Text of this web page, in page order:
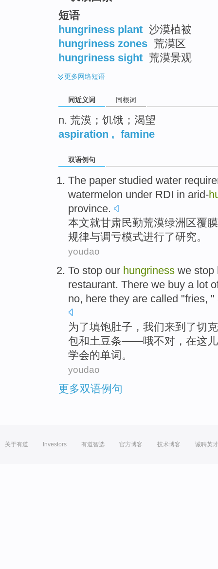
短语
hungriness plant 沙漠植被
hungriness zones 荒漠区
hungriness sight 荒漠景观
更多网络短语
同近义词 同根词
n. 荒漠；饥饿；渴望
aspiration , famine
双语例句
The paper studied water
watermelon under RDI in arid-
province.
本文就甘肃民勤荒漠绿洲 区覆膜
规律与调亏模式进行了研究。
youdao
To stop our hungriness we
restaurant. There we buy a lot
no, here they are called "fries, "
为了填饱肚子 ， 我们来到了切克
包和土豆条——哦不对， 在这儿
学会的单词 。
youdao
更多双语例句
关于有道 Investors 有道智选 官方博客 技术博客 诚聘英才